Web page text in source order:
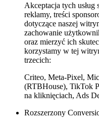
Akceptacja tych
reklamy, treści
dotyczące naszej
zachowanie
oraz mierzyć ich
korzystamy w tej
trzecich:
Criteo, Meta-Pixel,
(RTBHouse), TikTok
na kliknięciach, Ads
Rozszerzony